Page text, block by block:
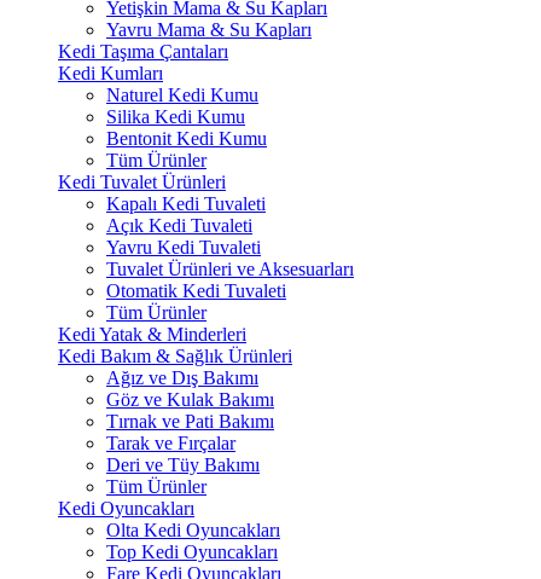
Yetişkin Mama & Su Kapları
Yavru Mama & Su Kapları
Kedi Taşıma Çantaları
Kedi Kumları
Naturel Kedi Kumu
Silika Kedi Kumu
Bentonit Kedi Kumu
Tüm Ürünler
Kedi Tuvalet Ürünleri
Kapalı Kedi Tuvaleti
Açık Kedi Tuvaleti
Yavru Kedi Tuvaleti
Tuvalet Ürünleri ve Aksesuarları
Otomatik Kedi Tuvaleti
Tüm Ürünler
Kedi Yatak & Minderleri
Kedi Bakım & Sağlık Ürünleri
Ağız ve Dış Bakımı
Göz ve Kulak Bakımı
Tırnak ve Pati Bakımı
Tarak ve Fırçalar
Deri ve Tüy Bakımı
Tüm Ürünler
Kedi Oyuncakları
Olta Kedi Oyuncakları
Top Kedi Oyuncakları
Fare Kedi Oyuncakları